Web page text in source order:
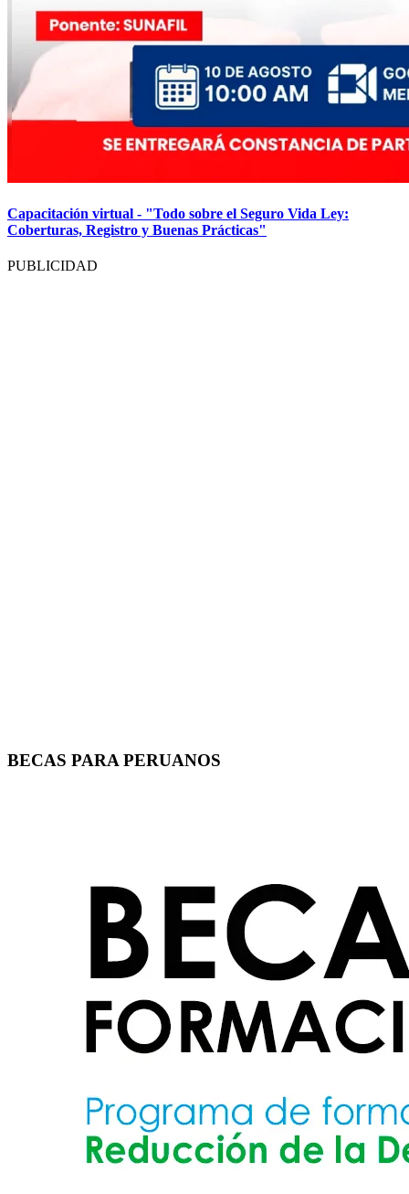
Capacitación virtual - "Todo sobre el Seguro Vida Ley:
Coberturas, Registro y Buenas Prácticas"
PUBLICIDAD
BECAS PARA PERUANOS